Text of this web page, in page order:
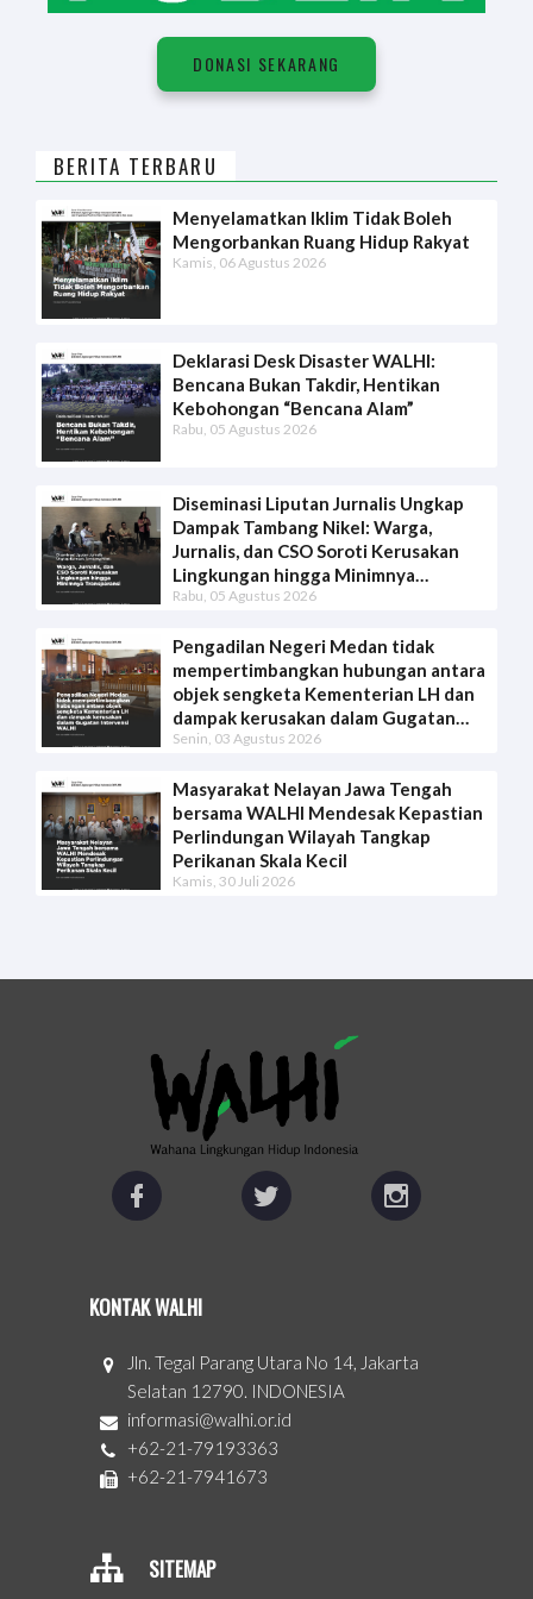
DONASI SEKARANG
BERITA TERBARU
Menyelamatkan Iklim Tidak Boleh
Mengorbankan Ruang Hidup Rakyat
Kamis, 06 Agustus 2026
Deklarasi Desk Disaster WALHI:
Bencana Bukan Takdir, Hentikan
Kebohongan “Bencana Alam”
Rabu, 05 Agustus 2026
Diseminasi Liputan Jurnalis Ungkap
Dampak Tambang Nikel: Warga,
Jurnalis, dan CSO Soroti Kerusakan
Lingkungan hingga Minimnya
Transparansi
Rabu, 05 Agustus 2026
Pengadilan Negeri Medan tidak
mempertimbangkan hubungan antara
objek sengketa Kementerian LH dan
dampak kerusakan dalam Gugatan
Intervensi WALHI
Senin, 03 Agustus 2026
Masyarakat Nelayan Jawa Tengah
bersama WALHI Mendesak Kepastian
Perlindungan Wilayah Tangkap
Perikanan Skala Kecil
Kamis, 30 Juli 2026
KONTAK WALHI
Jln. Tegal Parang Utara No 14, Jakarta
Selatan 12790. INDONESIA
informasi@walhi.or.id
+62-21-79193363
+62-21-7941673
SITEMAP